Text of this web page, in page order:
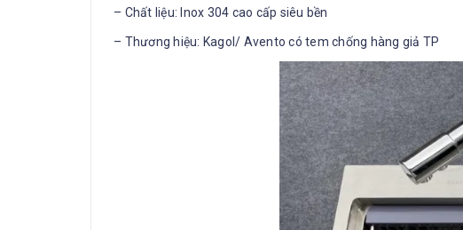
– Chất liệu: Inox 304 cao cấp siêu bền
– Thương hiệu: Kagol/ Avento có tem chống hàng giả TP